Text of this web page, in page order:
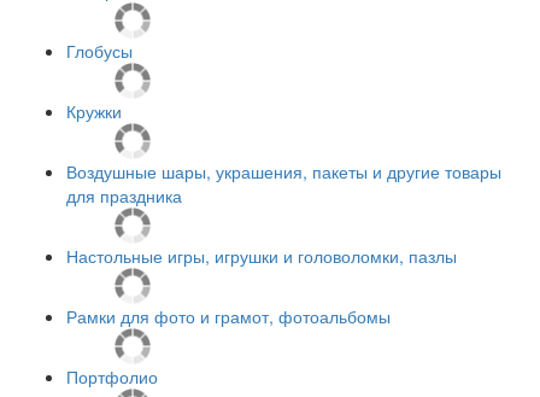
Глобусы
Кружки
Воздушные шары, украшения, пакеты и другие товары
для праздника
Настольные игры, игрушки и головоломки, пазлы
Рамки для фото и грамот, фотоальбомы
Портфолио